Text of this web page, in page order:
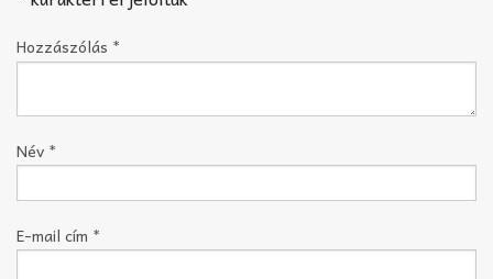
Hozzászólás *
Név *
E-mail cím *